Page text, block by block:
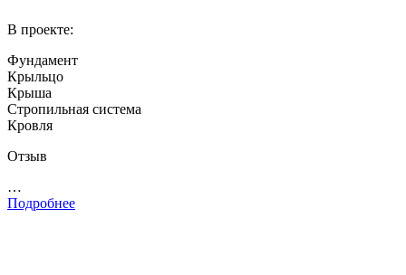
В проекте:
Фундамент
Крыльцо
Крыша
Стропильная система
Кровля
Отзыв
…
Подробнее